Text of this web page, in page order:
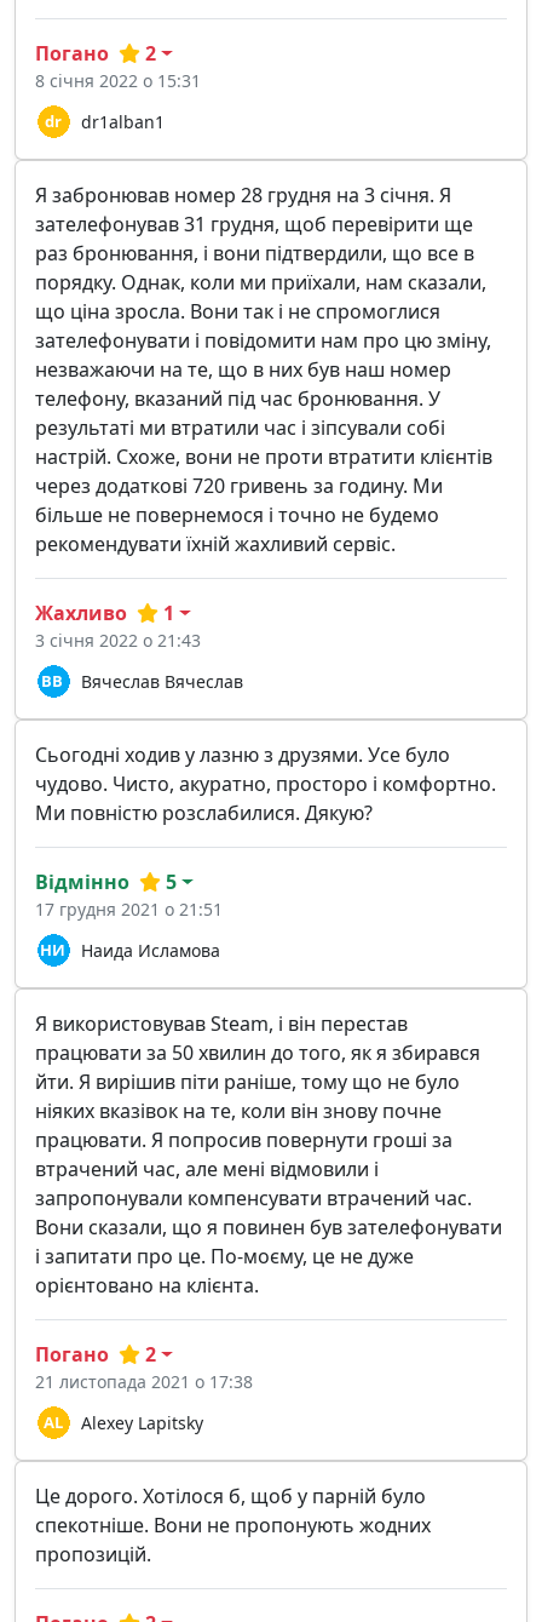
dr1alban1
Погано 2
8 січня 2022 о 15:31
Я забронював номер 28 грудня на 3 січня. Я
зателефонував 31 грудня, щоб перевірити ще
раз бронювання, і вони підтвердили, що все в
порядку. Однак, коли ми приїхали, нам сказали,
що ціна зросла. Вони так і не спромоглися
зателефонувати і повідомити нам про цю зміну,
незважаючи на те, що в них був наш номер
телефону, вказаний під час бронювання. У
результаті ми втратили час і зіпсували собі
настрій. Схоже, вони не проти втратити клієнтів
через додаткові 720 гривень за годину. Ми
більше не повернемося і точно не будемо
рекомендувати їхній жахливий сервіс.
Вячеслав Вячеслав
Жахливо 1
3 січня 2022 о 21:43
Сьогодні ходив у лазню з друзями. Усе було
чудово. Чисто, акуратно, просторо і комфортно.
Ми повністю розслабилися. Дякую?
Наида Исламова
Відмінно 5
17 грудня 2021 о 21:51
Я використовував Steam, і він перестав
працювати за 50 хвилин до того, як я збирався
йти. Я вирішив піти раніше, тому що не було
ніяких вказівок на те, коли він знову почне
працювати. Я попросив повернути гроші за
втрачений час, але мені відмовили і
запропонували компенсувати втрачений час.
Вони сказали, що я повинен був зателефонувати
і запитати про це. По-моєму, це не дуже
орієнтовано на клієнта.
Alexey Lapitsky
Погано 2
21 листопада 2021 о 17:38
Це дорого. Хотілося б, щоб у парній було
спекотніше. Вони не пропонують жодних
пропозицій.